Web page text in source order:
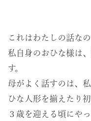
これはわたしの話なの
私自身のおひな様は
す。
母がよく話すのは、
ひな人形を揃えたり
３歳を迎える頃にや